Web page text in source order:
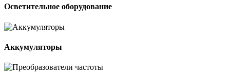
Осветительное оборудование
Аккумуляторы